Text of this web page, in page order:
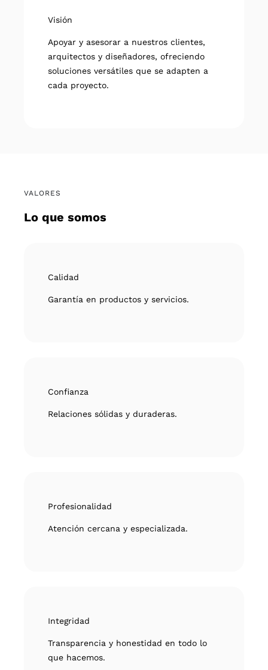
Visión
Apoyar y asesorar a nuestros clientes,
arquitectos y diseñadores, ofreciendo
soluciones versátiles que se adapten a
cada proyecto.
VALORES
Lo que somos
Calidad
Garantía en productos y servicios.
Confianza
Relaciones sólidas y duraderas.
Profesionalidad
Atención cercana y especializada.
Integridad
Transparencia y honestidad en todo lo
que hacemos.